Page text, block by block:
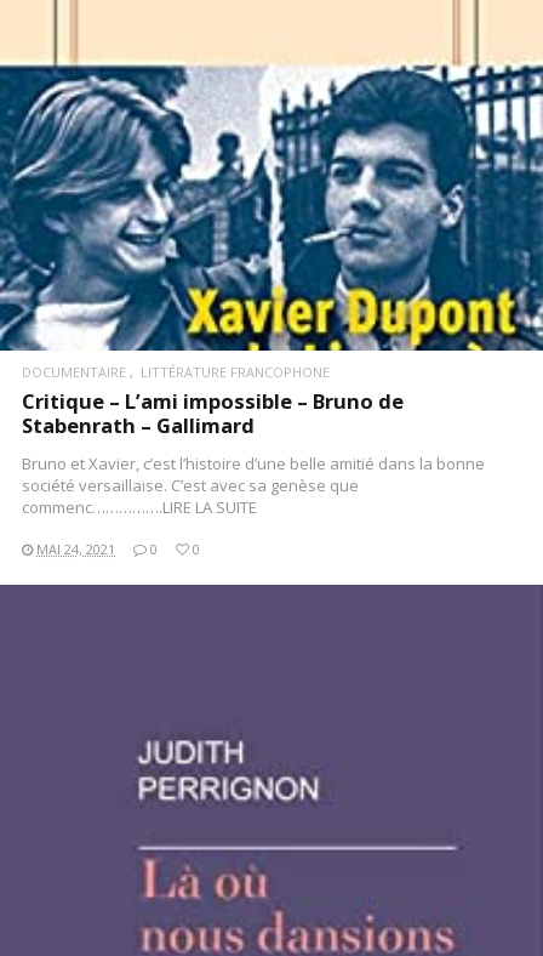
DOCUMENTAIRE LITTÉRATURE FRANCOPHONE
Critique – L’ami impossible – Bruno de
Stabenrath – Gallimard
Bruno et Xavier, c’est l’histoire d’une belle amitié dans la bonne
société versaillaise. C’est avec sa genèse que
commenc…………….LIRE LA SUITE
MAI 24, 2021 0 0